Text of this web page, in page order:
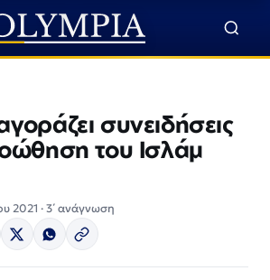
συνειδήσεις
του Ισλάμ
2021 · 3΄ ανάγνωση